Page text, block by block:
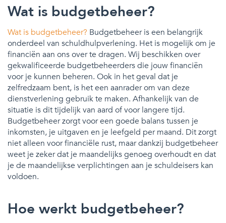
Wat is budgetbeheer?
Wat is budgetbeheer? Budgetbeheer is een belangrijk
onderdeel van schuldhulpverlening. Het is mogelijk om je
financiën aan ons over te dragen. Wij beschikken over
gekwalificeerde budgetbeheerders die jouw financiën
voor je kunnen beheren. Ook in het geval dat je
zelfredzaam bent, is het een aanrader om van deze
dienstverlening gebruik te maken. Afhankelijk van de
situatie is dit tijdelijk van aard of voor langere tijd.
Budgetbeheer zorgt voor een goede balans tussen je
inkomsten, je uitgaven en je leefgeld per maand. Dit zorgt
niet alleen voor financiële rust, maar dankzij budgetbeheer
weet je zeker dat je maandelijks genoeg overhoudt en dat
je de maandelijkse verplichtingen aan je schuldeisers kan
voldoen.
Hoe werkt budgetbeheer?